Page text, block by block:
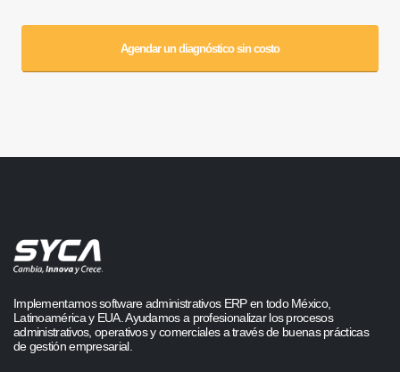
Agendar un diagnóstico sin costo
Implementamos software administrativos ERP en todo México,
Latinoamérica y EUA. Ayudamos a profesionalizar los procesos
administrativos, operativos y comerciales a través de buenas prácticas
de gestión empresarial.